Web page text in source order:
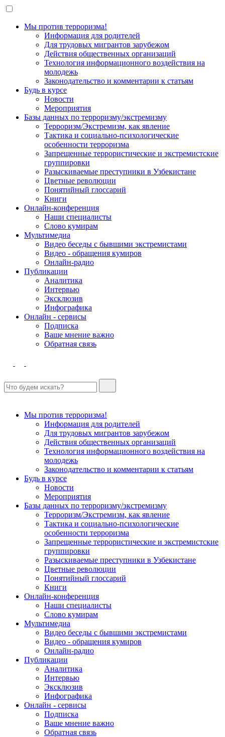
Мы против терроризма!
Информация для родителей
Для трудовых мигрантов зарубежом
Действия общественных организаций
Технология информационного воздействия на
молодежь
Законодательство и комментарии к статьям
Будь в курсе
Новости
Мероприятия
Базы данных по терроризму/экстремизму
Терроризм/Экстремизм, как явление
Тактика и социально-психологические
особенности терроризма
Запрещенные террористические и экстремистские
группировки
Разыскиваемые преступники в Узбекистане
Цветные революции
Понятийный глоссарий
Книги
Онлайн-конференция
Наши специалисты
Слово кумирам
Мультимедиа
Видео беседы с бывшими экстремистами
Видео - обращения кумиров
Онлайн-радио
Публикации
Аналитика
Интервью
Эксклюзив
Инфографика
Онлайн - сервисы
Подписка
Ваше мнение важно
Обратная связь
Мы против терроризма!
Информация для родителей
Для трудовых мигрантов зарубежом
Действия общественных организаций
Технология информационного воздействия на
молодежь
Законодательство и комментарии к статьям
Будь в курсе
Новости
Мероприятия
Базы данных по терроризму/экстремизму
Терроризм/Экстремизм, как явление
Тактика и социально-психологические
особенности терроризма
Запрещенные террористические и экстремистские
группировки
Разыскиваемые преступники в Узбекистане
Цветные революции
Понятийный глоссарий
Книги
Онлайн-конференция
Наши специалисты
Слово кумирам
Мультимедиа
Видео беседы с бывшими экстремистами
Видео - обращения кумиров
Онлайн-радио
Публикации
Аналитика
Интервью
Эксклюзив
Инфографика
Онлайн - сервисы
Подписка
Ваше мнение важно
Обратная связь